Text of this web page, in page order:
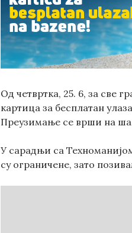
Од четвртка, 25. 6, за све
картица за бесплатан
Преузимање се врши на
У сарадњи са
су ограничене, зато